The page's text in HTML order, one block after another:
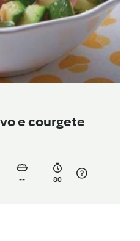
e courgete
-- 80